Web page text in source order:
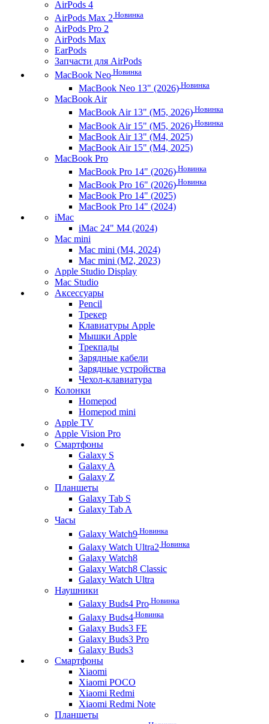
AirPods 4
AirPods Max 2 Новинка
AirPods Pro 2
AirPods Max
EarPods
Запчасти для AirPods
MacBook Neo Новинка
MacBook Neo 13" (2026) Новинка
MacBook Air
MacBook Air 13" (M5, 2026) Новинка
MacBook Air 15" (M5, 2026) Новинка
MacBook Air 13" (M4, 2025)
MacBook Air 15" (M4, 2025)
MacBook Pro
MacBook Pro 14" (2026) Новинка
MacBook Pro 16" (2026) Новинка
MacBook Pro 14" (2025)
MacBook Pro 14" (2024)
iMac
iMac 24" M4 (2024)
Mac mini
Mac mini (M4, 2024)
Mac mini (M2, 2023)
Apple Studio Display
Mac Studio
Аксессуары
Pencil
Трекер
Клавиатуры Apple
Мышки Apple
Трекпады
Зарядные кабели
Зарядные устройства
Чехол-клавиатура
Колонки
Homepod
Homepod mini
Apple TV
Apple Vision Pro
Смартфоны
Galaxy S
Galaxy A
Galaxy Z
Планшеты
Galaxy Tab S
Galaxy Tab A
Часы
Galaxy Watch9 Новинка
Galaxy Watch Ultra2 Новинка
Galaxy Watch8
Galaxy Watch8 Classic
Galaxy Watch Ultra
Наушники
Galaxy Buds4 Pro Новинка
Galaxy Buds4 Новинка
Galaxy Buds3 FE
Galaxy Buds3 Pro
Galaxy Buds3
Смартфоны
Xiaomi
Xiaomi POCO
Xiaomi Redmi
Xiaomi Redmi Note
Планшеты